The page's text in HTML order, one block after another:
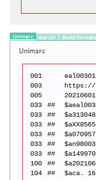
Unimarc marc21 Beste
Unimarc
001
eal00301
003
https://
005
20210601
033
##
033
##
033
##
033
##
033
##
033
##
100
##
104
##
$aca.